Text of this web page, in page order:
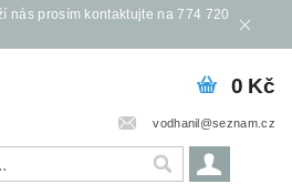
nás prosím kontaktujte na 774 720
vodhanil@seznam.cz
0 Kč